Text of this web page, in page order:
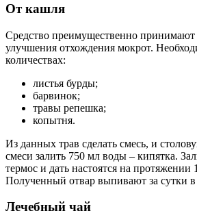
От кашля
Средство преимущественно
улучшения отхождения мокрот.
количествах:
листья бурды;
барвинок;
травы репешка;
копытня.
Из данных трав сделать смесь, и
смеси залить 750 мл воды – кипятка.
термос и дать настоятся на протяжении
Полученный отвар выпивают за сутки
Лечебный чай